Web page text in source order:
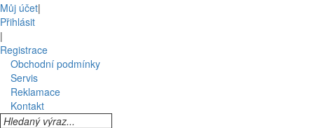
Můj účet|
Přihlásit
|
Registrace
Obchodní podmínky
Servis
Reklamace
Kontakt